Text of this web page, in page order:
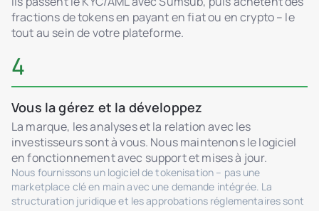
fractions de tokens en payant en fiat ou en crypto – le
tout au sein de votre plateforme.
4
Vous la gérez et la développez
La marque, les analyses et la relation avec les
investisseurs sont à vous. Nous maintenons le logiciel
en fonctionnement avec support et mises à jour.
Nous fournissons un logiciel de tokenisation – pas une
marketplace clé en main avec une demande intégrée. La
structuration juridique et les approbations réglementaires sont